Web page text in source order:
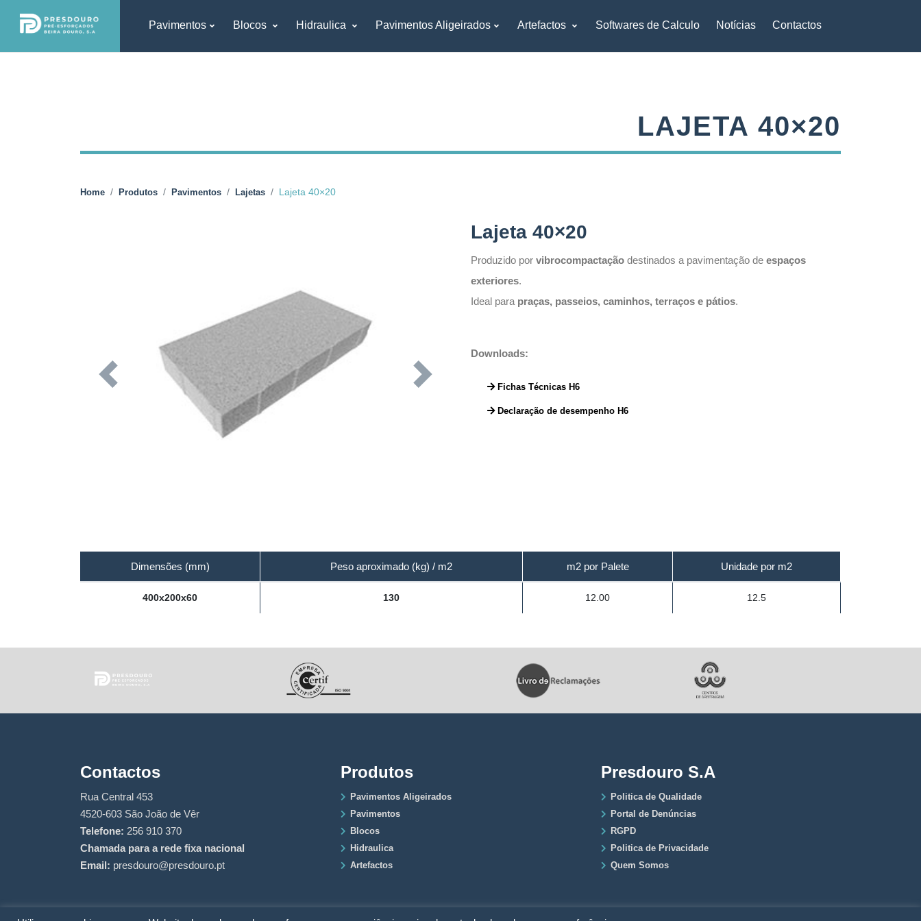
Pavimentos Blocos Hidraulica Pavimentos Aligeirados Artefactos Softwares de Calculo Notícias Contactos
LAJETA 40×20
Home Produtos Pavimentos Lajetas Lajeta 40×20
Previous Next
Lajeta 40×20
Produzido por vibrocompactação destinados a pavimentação de espaços
exteriores.
Ideal para praças, passeios, caminhos, terraços e pátios.
Downloads:
Fichas Técnicas H6
Declaração de desempenho H6
Dimensões (mm) Peso aproximado (kg) / m2 m2 por Palete Unidade por m2
400x200x60 130 12.00 12.5
Contactos
Rua Central 453
4520-603 São João de Vêr
Telefone: 256 910 370
Chamada para a rede fixa nacional
Email: presdouro@presdouro.pt
Produtos
Pavimentos Aligeirados
Pavimentos
Blocos
Hidraulica
Artefactos
Presdouro S.A
Politica de Qualidade
Portal de Denúncias
RGPD
Politica de Privacidade
Quem Somos